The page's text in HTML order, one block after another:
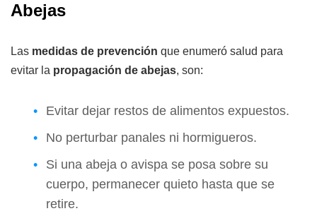
Abejas
Las medidas de prevención que enumeró salud para
evitar la propagación de abejas, son:
Evitar dejar restos de alimentos expuestos.
No perturbar panales ni hormigueros.
Si una abeja o avispa se posa sobre su
cuerpo, permanecer quieto hasta que se
retire.